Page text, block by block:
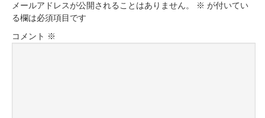
メールアドレスが公開されることはありません。 ※ が付いてい
る欄は必須項目です
コメント ※